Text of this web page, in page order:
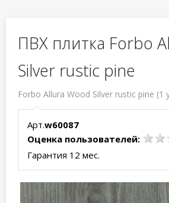
ПВХ плитка Forbo
Silver rustic pine
Forbo Allura Wood Silver rustic pine
Арт.w60087
Оценка пользователей:
Гарантия 12 мес.